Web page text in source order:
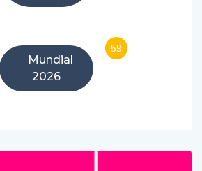
Mundial
2026
59